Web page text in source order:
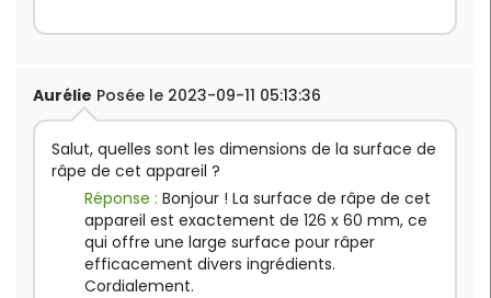
Aurélie Posée le 2023-09-11 05:13:36
Salut, quelles sont les dimensions de la surface de
râpe de cet appareil ?
Réponse : Bonjour ! La surface de râpe de cet
appareil est exactement de 126 x 60 mm, ce
qui offre une large surface pour râper
efficacement divers ingrédients.
Cordialement.